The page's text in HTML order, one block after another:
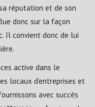
réputation et de son
donc sur la façon
Il convient donc de lui
active dans le
locaux d’entreprises et
avec succès